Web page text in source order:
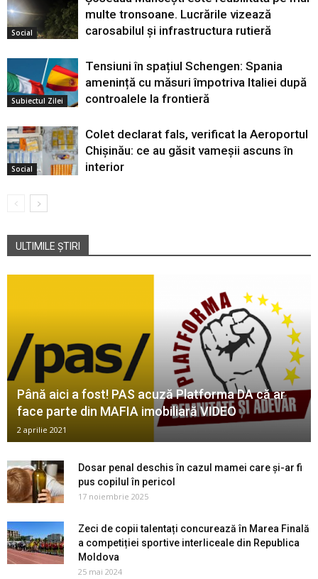
Social
multe tronsoane. Lucrările vizează
carosabilul și infrastructura rutieră
Subiectul Zilei
Tensiuni în spațiul Schengen: Spania
amenință cu măsuri împotriva Italiei după
controalele la frontieră
Social
Colet declarat fals, verificat la Aeroportul
Chișinău: ce au găsit vameșii ascuns în
interior
ULTIMILE ȘTIRI
Până aici a fost! PAS acuză Platforma DA că ar
face parte din MAFIA imobiliară VIDEO
2 aprilie 2021
Dosar penal deschis în cazul mamei care și-ar fi
pus copilul în pericol
17 noiembrie 2025
Zeci de copii talentați concurează în Marea Finală
a competiției sportive interliceale din Republica
Moldova
25 mai 2024